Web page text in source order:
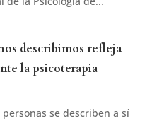
describimos refleja
la psicoterapia
se describen a sí